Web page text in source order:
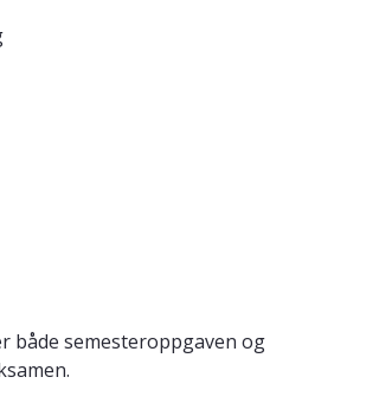
både semesteroppgaven og